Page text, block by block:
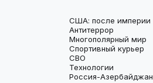
США: после империи
Антитеррор
Многополярный мир
Спортивный курьер
СВО
Технологии
Россия-Азербайджан